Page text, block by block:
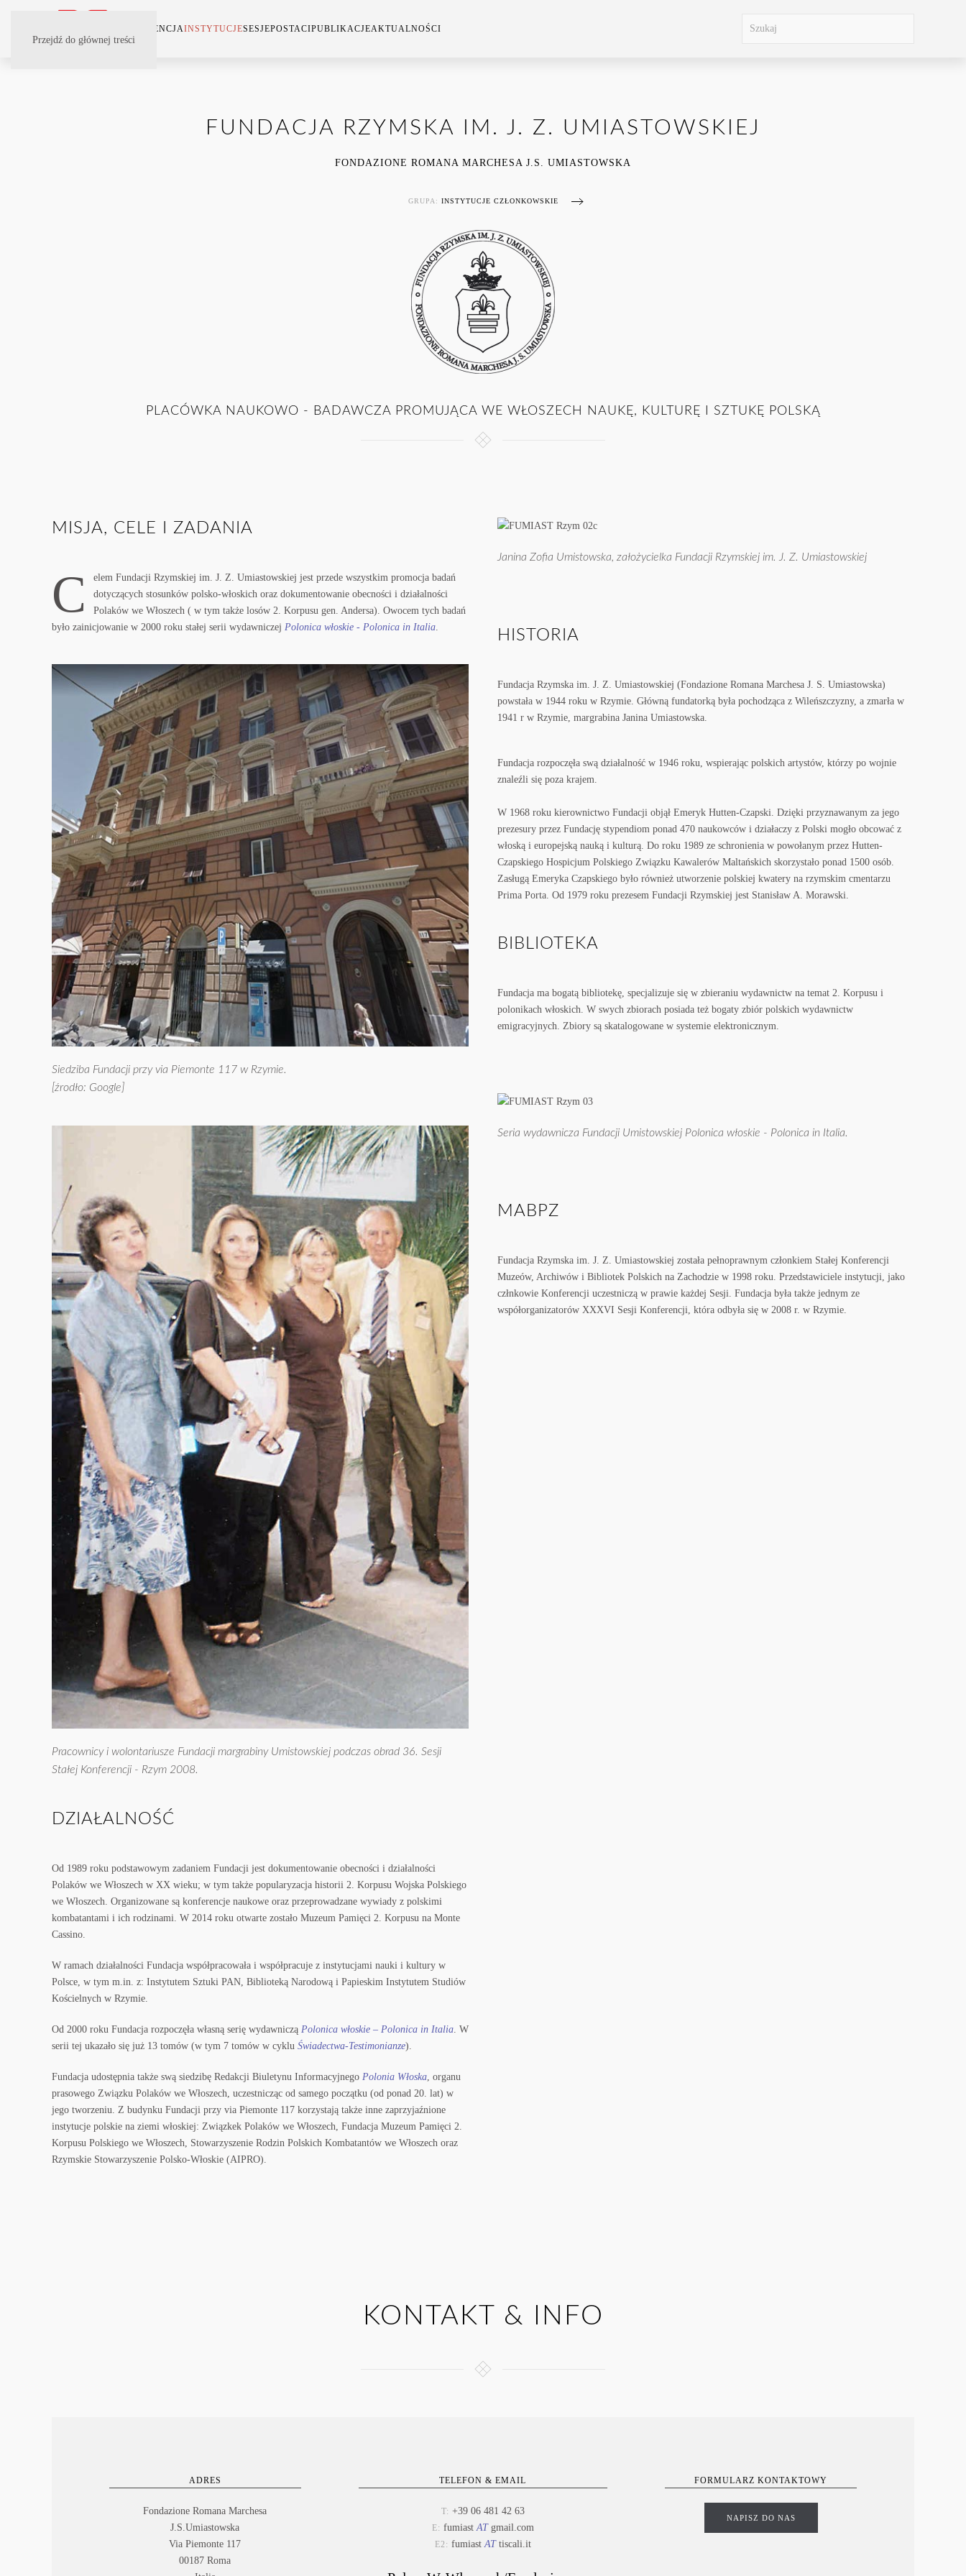
Przejdź do głównej treści
KONFERENCJAINSTYTUCJESESJEPOSTACIPUBLIKACJEAKTUALNOŚCI
FUNDACJA RZYMSKA IM. J. Z. UMIASTOWSKIEJ
FONDAZIONE ROMANA MARCHESA J.S. UMIASTOWSKA
GRUPA: INSTYTUCJE CZŁONKOWSKIE
PLACÓWKA NAUKOWO - BADAWCZA PROMUJĄCA WE WŁOSZECH NAUKĘ, KULTURĘ I SZTUKĘ POLSKĄ
MISJA, CELE I ZADANIA
C
elem Fundacji Rzymskiej im. J. Z. Umiastowskiej jest przede wszystkim promocja badań
dotyczących stosunków polsko-włoskich oraz dokumentowanie obecności i działalności
Polaków we Włoszech ( w tym także losów 2. Korpusu gen. Andersa). Owocem tych badań
było zainicjowanie w 2000 roku stałej serii wydawniczej Polonica włoskie - Polonica in Italia.
Siedziba Fundacji przy via Piemonte 117 w Rzymie.
[źrodło: Google]
Pracownicy i wolontariusze Fundacji margrabiny Umistowskiej podczas obrad 36. Sesji
Stałej Konferencji - Rzym 2008.
DZIAŁALNOŚĆ
Od 1989 roku podstawowym zadaniem Fundacji jest dokumentowanie obecności i działalności
Polaków we Włoszech w XX wieku; w tym także popularyzacja historii 2. Korpusu Wojska Polskiego
we Włoszech. Organizowane są konferencje naukowe oraz przeprowadzane wywiady z polskimi
kombatantami i ich rodzinami. W 2014 roku otwarte zostało Muzeum Pamięci 2. Korpusu na Monte
Cassino.
W ramach działalności Fundacja współpracowała i współpracuje z instytucjami nauki i kultury w
Polsce, w tym m.in. z: Instytutem Sztuki PAN, Biblioteką Narodową i Papieskim Instytutem Studiów
Kościelnych w Rzymie.
Od 2000 roku Fundacja rozpoczęła własną serię wydawniczą Polonica włoskie – Polonica in Italia . W
serii tej ukazało się już 13 tomów (w tym 7 tomów w cyklu Świadectwa-Testimonianze).
Fundacja udostępnia także swą siedzibę Redakcji Biuletynu Informacyjnego Polonia Włoska , organu
prasowego Związku Polaków we Włoszech, uczestnicząc od samego początku (od ponad 20. lat) w
jego tworzeniu. Z budynku Fundacji przy via Piemonte 117 korzystają także inne zaprzyjaźnione
instytucje polskie na ziemi włoskiej: Związkek Polaków we Włoszech, Fundacja Muzeum Pamięci 2.
Korpusu Polskiego we Włoszech, Stowarzyszenie Rodzin Polskich Kombatantów we Włoszech oraz
Rzymskie Stowarzyszenie Polsko-Włoskie (AIPRO).
Janina Zofia Umistowska, założycielka Fundacji Rzymskiej im. J. Z. Umiastowskiej
HISTORIA
Fundacja Rzymska im. J. Z. Umiastowskiej (Fondazione Romana Marchesa J. S. Umiastowska)
powstała w 1944 roku w Rzymie. Główną fundatorką była pochodząca z Wileńszczyzny, a zmarła w
1941 r w Rzymie, margrabina Janina Umiastowska.
Fundacja rozpoczęła swą działalność w 1946 roku, wspierając polskich artystów, którzy po wojnie
znaleźli się poza krajem.
W 1968 roku kierownictwo Fundacji objął Emeryk Hutten-Czapski. Dzięki przyznawanym za jego
prezesury przez Fundację stypendiom ponad 470 naukowców i działaczy z Polski mogło obcować z
włoską i europejską nauką i kulturą. Do roku 1989 ze schronienia w powołanym przez Hutten-
Czapskiego Hospicjum Polskiego Związku Kawalerów Maltańskich skorzystało ponad 1500 osób.
Zasługą Emeryka Czapskiego było również utworzenie polskiej kwatery na rzymskim cmentarzu
Prima Porta. Od 1979 roku prezesem Fundacji Rzymskiej jest Stanisław A. Morawski.
BIBLIOTEKA
Fundacja ma bogatą bibliotekę, specjalizuje się w zbieraniu wydawnictw na temat 2. Korpusu i
polonikach włoskich. W swych zbiorach posiada też bogaty zbiór polskich wydawnictw
emigracyjnych. Zbiory są skatalogowane w systemie elektronicznym.
Seria wydawnicza Fundacji Umistowskiej Polonica włoskie - Polonica in Italia.
MABPZ
Fundacja Rzymska im. J. Z. Umiastowskiej została pełnoprawnym członkiem Stałej Konferencji
Muzeów, Archiwów i Bibliotek Polskich na Zachodzie w 1998 roku. Przedstawiciele instytucji, jako
człnkowie Konferencji uczestniczą w prawie każdej Sesji. Fundacja była także jednym ze
współorganizatorów XXXVI Sesji Konferencji, która odbyła się w 2008 r. w Rzymie.
KONTAKT & INFO
ADRES
Fondazione Romana Marchesa
J.S.Umiastowska
Via Piemonte 117
00187 Roma
TELEFON & EMAIL
T: +39 06 481 42 63
E: fumiast AT gmail.com
E2: fumiast AT tiscali.it
FORMULARZ KONTAKTOWY
NAPISZ DO NAS